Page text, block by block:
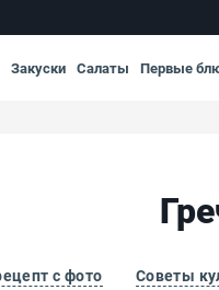
Закуски Салаты Первые
с фото Советы